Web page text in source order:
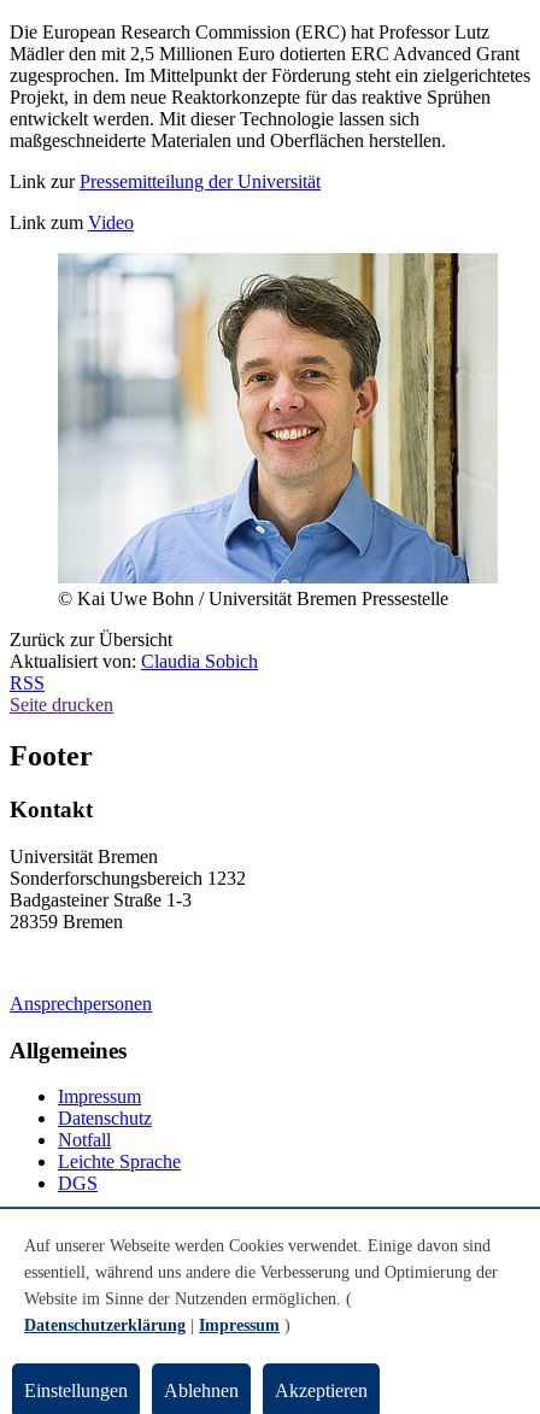
Die European Research Commission (ERC) hat Professor Lutz
Mädler den mit 2,5 Millionen Euro dotierten ERC Advanced Grant
zugesprochen. Im Mittelpunkt der Förderung steht ein zielgerichtetes
Projekt, in dem neue Reaktorkonzepte für das reaktive Sprühen
entwickelt werden. Mit dieser Technologie lassen sich
maßgeschneiderte Materialen und Oberflächen herstellen.
Link zurPressemitteilung der Universität
Link zum Video
© Kai Uwe Bohn / Universität Bremen Pressestelle
Zurück zur Übersicht
Aktualisiert von: Claudia Sobich
RSS
Seite drucken
Footer
Kontakt
Universität Bremen
Sonderforschungsbereich 1232
Badgasteiner Straße 1-3
28359 Bremen
Ansprechpersonen
Allgemeines
Impressum
Datenschutz
Notfall
Leichte Sprache
DGS
Youtube
Instagram
LinkedIn
© Universität Bremen 2026
Auf unserer Webseite werden Cookies verwendet. Einige davon sind
essentiell, während uns andere die Verbesserung und Optimierung der
Website im Sinne der Nutzenden ermöglichen. (
Datenschutzerklärung
Impressum )
Einstellungen Ablehnen Akzeptieren